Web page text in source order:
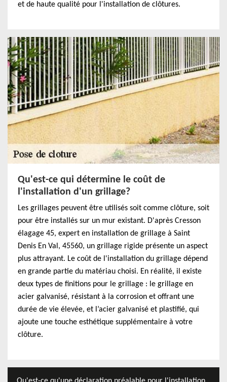
et de haute qualité pour l'installation de clôtures.
Qu'est-ce qui détermine le coût de
l'installation d'un grillage?
Les grillages peuvent être utilisés soit comme clôture, soit
pour être installés sur un mur existant. D'après Cresson
élagage 45, expert en installation de grillage à Saint
Denis En Val, 45560, un grillage rigide présente un aspect
plus attrayant. Le coût de l'installation du grillage dépend
en grande partie du matériau choisi. En réalité, il existe
deux types de finitions pour le grillage : le grillage en
acier galvanisé, résistant à la corrosion et offrant une
durée de vie élevée, et l’acier galvanisé et plastifié, qui
ajoute une touche esthétique supplémentaire à votre
clôture.